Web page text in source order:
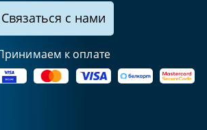
Связаться с нами
к оплате